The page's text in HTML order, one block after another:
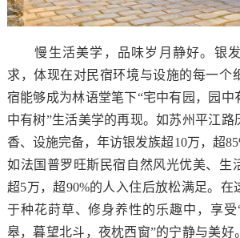
慢生活美学，品味岁月静好。银发
求，体现在对民宿环境与设施的每一个
宿能够成为林语堂笔下“宅中有园，园中
中有树”生活美学的再现。如苏州平江路
香、设施完备，年访银发族超10万，超
如法国普罗旺斯民宿自然风光优美、生
超5万，超90%的人入住后放松满足。在
于种花莳草、修身养性的乐趣中，享
皋，暮望北斗，夜枕西窗”的宁静与美好